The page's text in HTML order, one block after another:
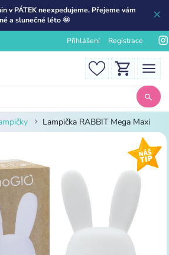
v PÁTEK neexpedujeme. Přejeme vám
a slunečné léto 🌞
Přihlášení Registrace
Lampička RABBIT Mega Maxi